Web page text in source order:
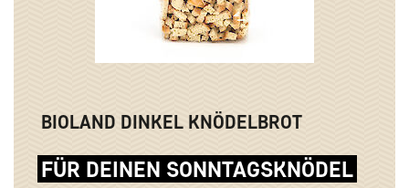
BIOLAND DINKEL KNÖDELBROT
FÜR DEINEN SONNTAGSKNÖDEL